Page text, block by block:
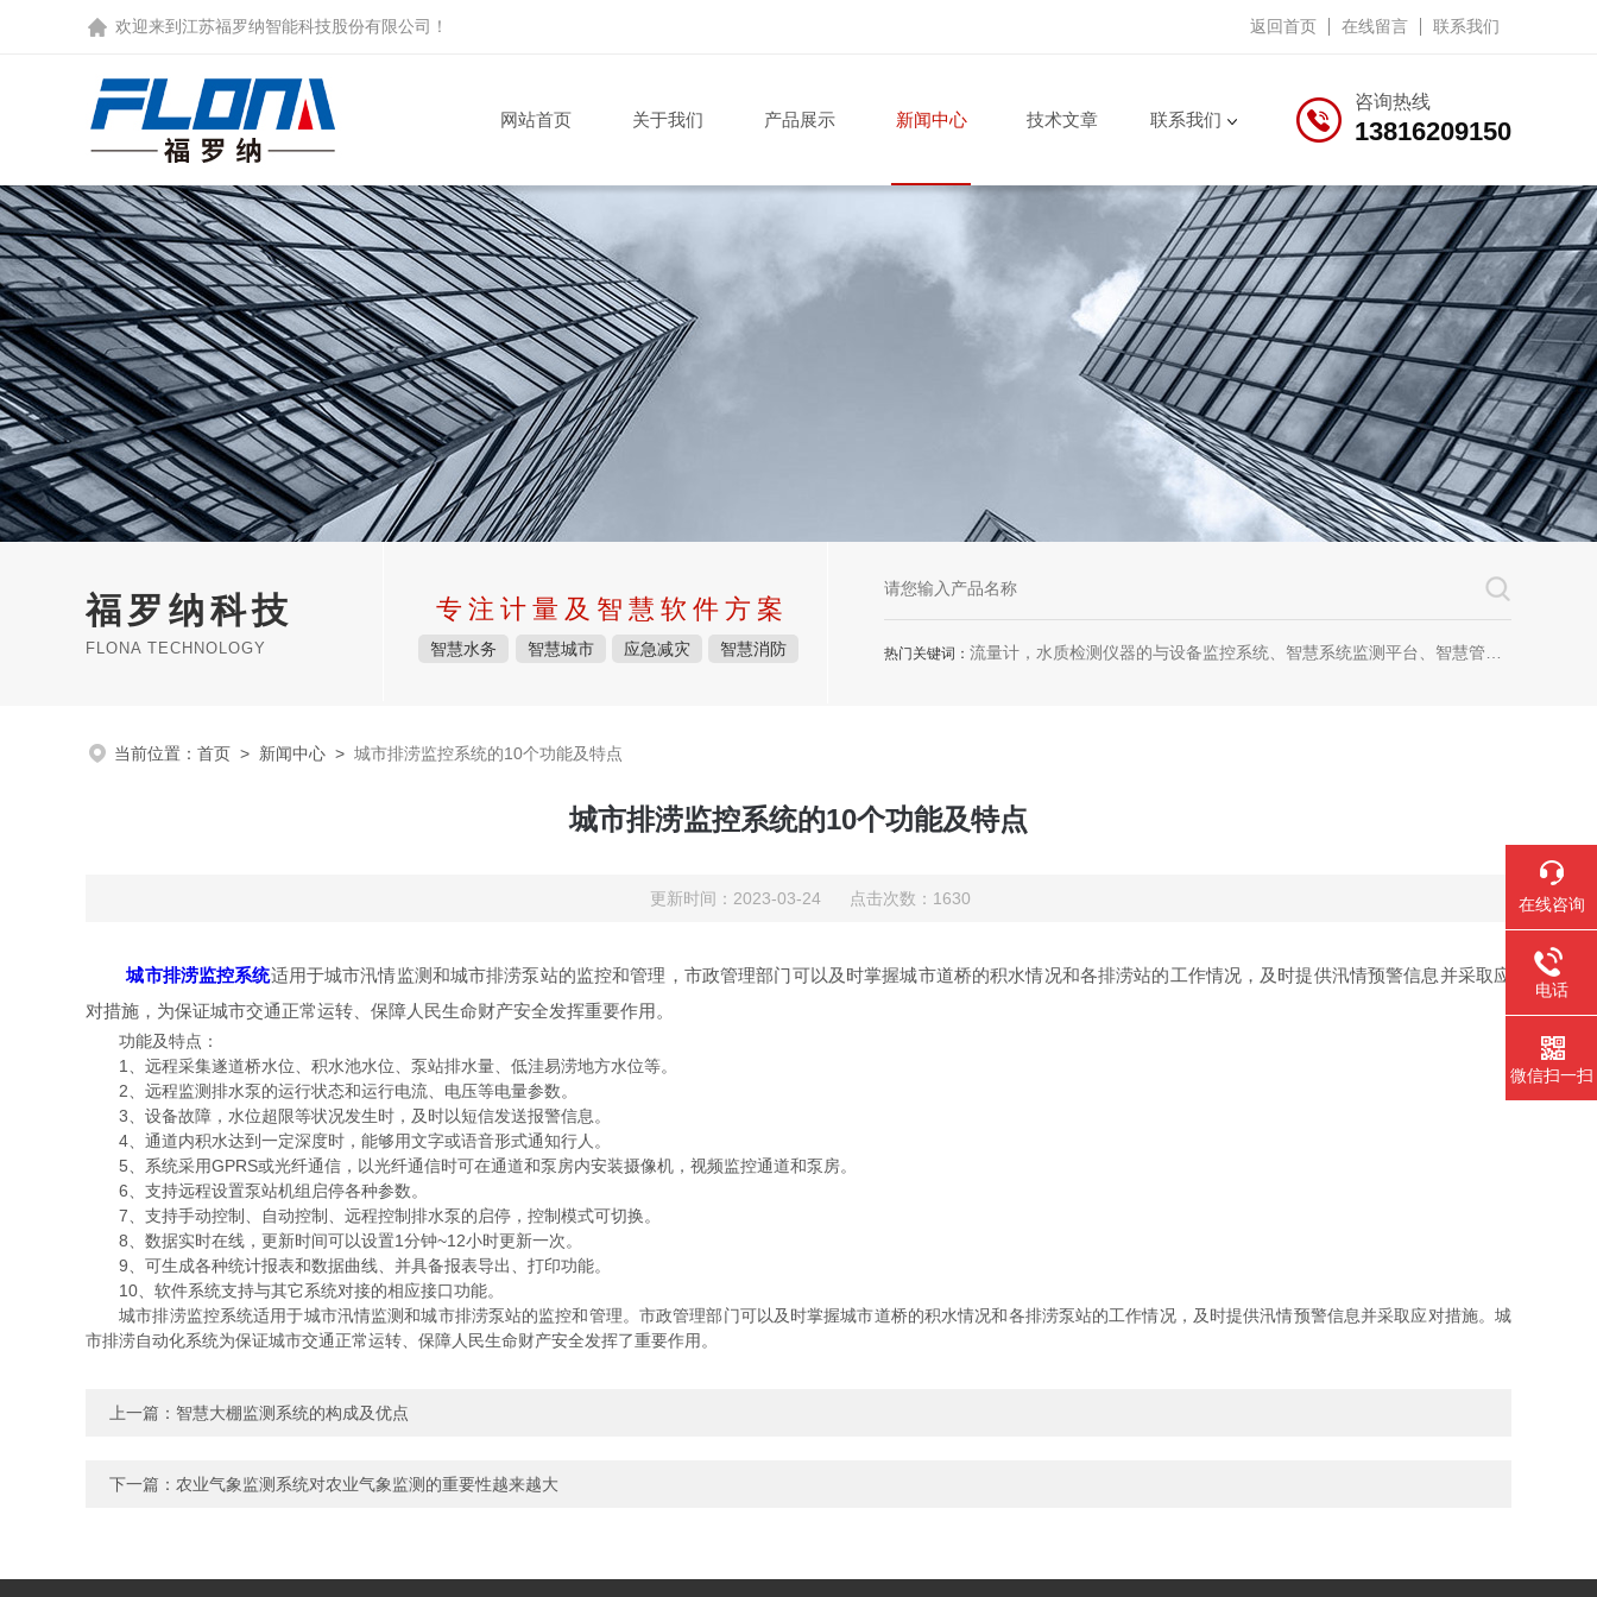
欢迎来到 江苏福罗纳智能科技股份有限公司 ！ 返回首页 在线留言 联系我们
咨询热线
13816209150
网站首页 关于我们 产品展示 新闻中心 技术文章 联系我们
福罗纳科技
FLONA TECHNOLOGY
专注计量及智慧软件方案
智慧水务 智慧城市 应急减灾 智慧消防 热门关键词： 流量计，水质检测仪器的与设备监控系统、智慧系统监测平台、智慧管网监测系统、园区安全生产与消防安全一体化系统
当前位置： 首页 > 新闻中心 > 城市排涝监控系统的10个功能及特点
城市排涝监控系统的10个功能及特点
更新时间：2023-03-24 点击次数：1630
城市排涝监控系统适用于城市汛情监测和城市排涝泵站的监控和管理，市政管理部门可以及时掌握城市道桥的积水情况和各排涝站的工作情况，及时提供汛情预警信息并采取应
对措施，为保证城市交通正常运转、保障人民生命财产安全发挥重要作用。
功能及特点：
1、远程采集遂道桥水位、积水池水位、泵站排水量、低洼易涝地方水位等。
2、远程监测排水泵的运行状态和运行电流、电压等电量参数。
3、设备故障，水位超限等状况发生时，及时以短信发送报警信息。
4、通道内积水达到一定深度时，能够用文字或语音形式通知行人。
5、系统采用GPRS或光纤通信，以光纤通信时可在通道和泵房内安装摄像机，视频监控通道和泵房。
6、支持远程设置泵站机组启停各种参数。
7、支持手动控制、自动控制、远程控制排水泵的启停，控制模式可切换。
8、数据实时在线，更新时间可以设置1分钟~12小时更新一次。
9、可生成各种统计报表和数据曲线、并具备报表导出、打印功能。
10、软件系统支持与其它系统对接的相应接口功能。
城市排涝监控系统适用于城市汛情监测和城市排涝泵站的监控和管理。市政管理部门可以及时掌握城市道桥的积水情况和各排涝泵站的工作情况，及时提供汛情预警信息并采取应对措施。城
市排涝自动化系统为保证城市交通正常运转、保障人民生命财产安全发挥了重要作用。
上一篇： 智慧大棚监测系统的构成及优点
下一篇： 农业气象监测系统对农业气象监测的重要性越来越大
在线咨询
电话
微信扫一扫